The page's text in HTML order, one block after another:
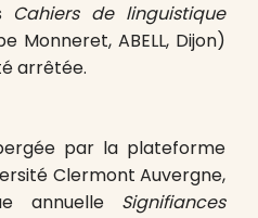
Cahiers de linguistique
Monneret, ABELL, Dijon)
arrêtée.
par la plateforme
Clermont Auvergne,
annuelle Signifiances